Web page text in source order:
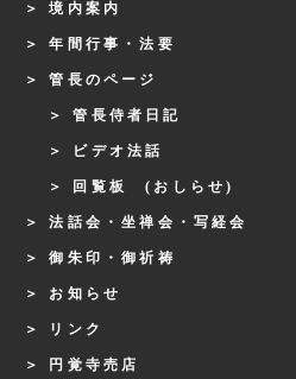
境内案内
年間行事・法要
管長のページ
管長侍者日記
ビデオ法話
回覧板 (おしらせ)
法話会・坐禅会・写経会
御朱印・御祈祷
お知らせ
リンク
円覚寺売店